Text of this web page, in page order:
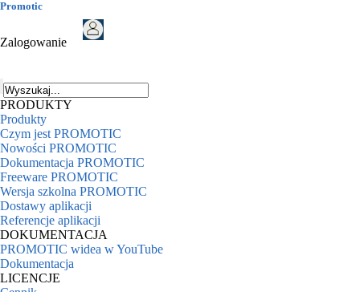
Promotic
Zalogowanie
PRODUKTY
Produkty
Czym jest PROMOTIC
Nowości PROMOTIC
Dokumentacja PROMOTIC
Freeware PROMOTIC
Wersja szkolna PROMOTIC
Dostawy aplikacji
Referencje aplikacji
DOKUMENTACJA
PROMOTIC widea w YouTube
Dokumentacja
LICENCJE